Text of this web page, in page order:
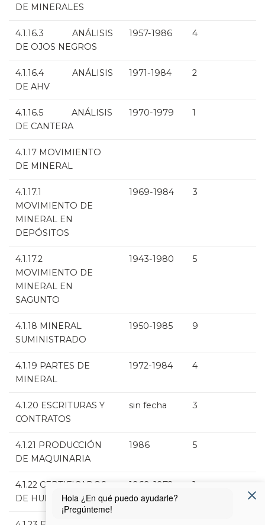
DE MINERALES
4.1.16.3 ANÁLISIS
DE OJOS NEGROS
1957-1986 4
4.1.16.4 ANÁLISIS
DE AHV
1971-1984 2
4.1.16.5 ANÁLISIS
DE CANTERA
1970-1979 1
4.1.17 MOVIMIENTO
DE MINERAL
4.1.17.1
MOVIMIENTO DE
MINERAL EN
DEPÓSITOS
1969-1984 3
4.1.17.2
MOVIMIENTO DE
MINERAL EN
SAGUNTO
1943-1980 5
4.1.18 MINERAL
SUMINISTRADO
1950-1985 9
4.1.19 PARTES DE
MINERAL
1972-1984 4
4.1.20 ESCRITURAS Y
CONTRATOS
sin fecha 3
4.1.21 PRODUCCIÓN
DE MAQUINARIA
1986 5
4.1.22 CERTIFICADOS
DE HUMEDAD
1969-1972 1